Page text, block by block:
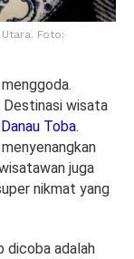
Foto:
Destinasi wisata
Danau Toba.
juga
nikmat yang
dicoba adalah